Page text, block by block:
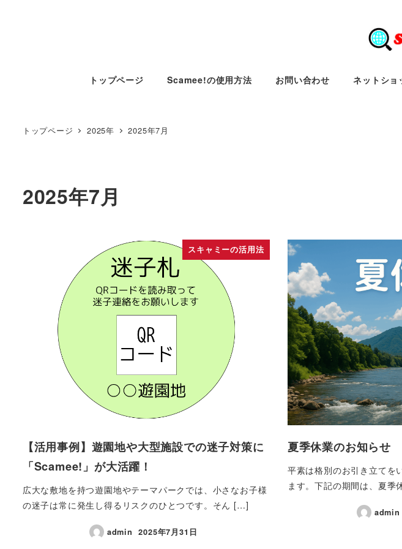
トップページ Scamee!の使用方法 お問い合わせ ネットショ
トップページ 2025年 2025年7月
2025年7月
スキャミーの活用法
【活用事例】遊園地や大型施設での迷子対策に
「Scamee!」が大活躍！
広大な敷地を持つ遊園地やテーマパークでは、小さなお子様
の迷子は常に発生し得るリスクのひとつです。そん […]
admin 2025年7月31日
夏季休業のお知らせ
平素は格別のお引き立てを
ます。下記の期間は、夏
admin